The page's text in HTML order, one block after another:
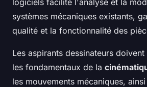
systèmes mécaniques existants,
qualité et la fonctionnalité des
Les aspirants dessinateurs
les fondamentaux de la
les mouvements mécaniques,